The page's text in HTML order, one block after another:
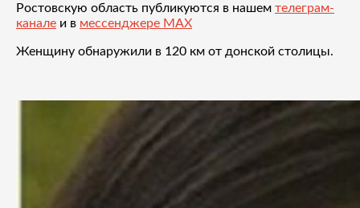
Ростовскую область публикуются в нашем телеграм-
канале и в мессенджере MAX
Женщину обнаружили в 120 км от донской столицы.